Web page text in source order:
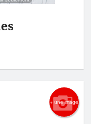
+ une image